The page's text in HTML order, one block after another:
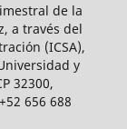
de la
a través del
(ICSA),
y
32300,
656 688